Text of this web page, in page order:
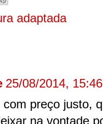
adaptada
25/08/2014, 15:46
preço justo,
na vontade